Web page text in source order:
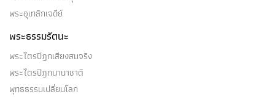
(๑) กามโยคะ เป็น ๑ ในโยคะ ๔ ประการคือ - กามโยคะ
พระอุเทสิกเจดีย์
พระธรรมรัตนะ
พระไตรปิฎกเสียงสมจริง
พระไตรปิฎกนานาชาติ
พุทธธรรมเปลี่ยนโลก